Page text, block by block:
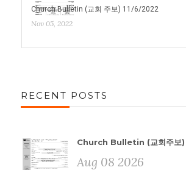
Church Bulletin (교회 주보) 11/6/2022
Nov 05, 2022
RECENT POSTS
Church Bulletin (교회주
Aug 08 2026